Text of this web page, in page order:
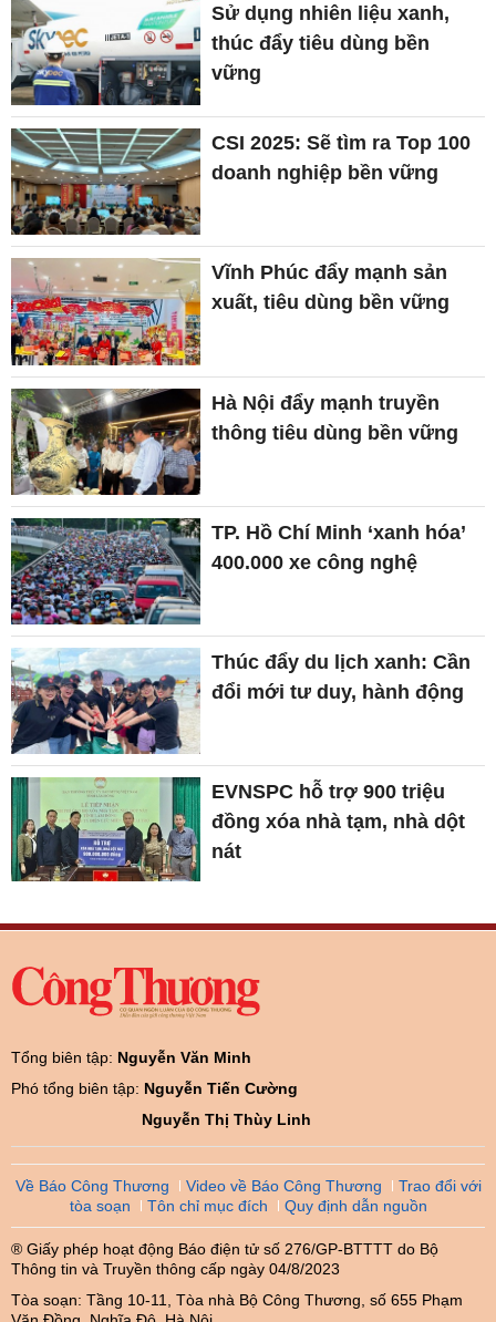
Sử dụng nhiên liệu xanh,
thúc đẩy tiêu dùng bền
vững
CSI 2025: Sẽ tìm ra Top 100
doanh nghiệp bền vững
Vĩnh Phúc đẩy mạnh sản
xuất, tiêu dùng bền vững
Hà Nội đẩy mạnh truyền
thông tiêu dùng bền vững
TP. Hồ Chí Minh ‘xanh hóa’
400.000 xe công nghệ
Thúc đẩy du lịch xanh: Cần
đổi mới tư duy, hành động
EVNSPC hỗ trợ 900 triệu
đồng xóa nhà tạm, nhà dột
nát
Tổng biên tập: Nguyễn Văn Minh
Phó tổng biên tập: Nguyễn Tiến Cường
Nguyễn Thị Thùy Linh
Về Báo Công Thương Video về Báo Công Thương
Trao đổi với
tòa soạn
Tôn chỉ mục đích Quy định dẫn nguồn
® Giấy phép hoạt động Báo điện tử số 276/GP-BTTTT do Bộ
Thông tin và Truyền thông cấp ngày 04/8/2023
Tòa soạn: Tầng 10-11, Tòa nhà Bộ Công Thương, số 655 Phạm